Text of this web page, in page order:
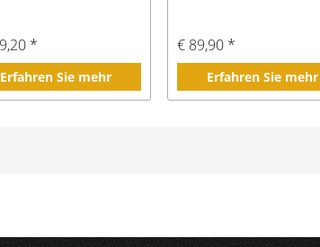
*
Erfahren Sie mehr
€ 89,90 *
Erfahren Sie mehr